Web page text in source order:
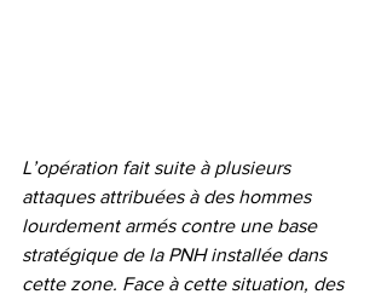
L’opération fait suite à plusieurs
attaques attribuées à des hommes
lourdement armés contre une base
stratégique de la PNH installée dans
cette zone. Face à cette situation, des